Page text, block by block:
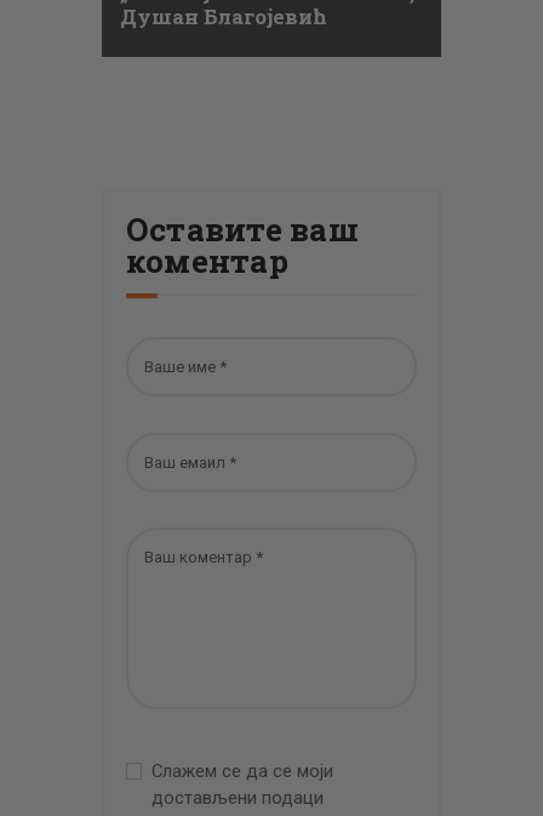
Душан Благојевић
Оставите ваш
коментар
Слажем се да се моји
достављени подаци